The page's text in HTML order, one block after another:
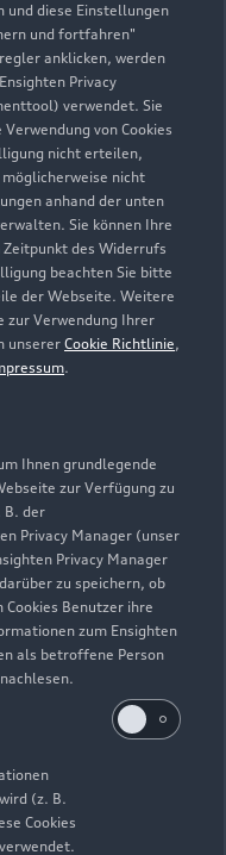
und diese Einstellungen
und fortfahren"
anklicken, werden
Privacy
verwendet. Sie
von Cookies
nicht erteilen,
nicht
anhand der unten
Sie können Ihre
des Widerrufs
beachten Sie bitte
der Webseite. Weitere
zur Verwendung Ihrer
unserer Cookie Richtlinie,
.
Ihnen grundlegende
zur Verfügung zu
B. der
Privacy Manager (unser
Privacy Manager
zu speichern, ob
Benutzer ihre
zum Ensighten
als betroffene Person
nachlesen.
(z. B.
Cookies
der
Str. 57, 38112
gewerbliche
auf eine begrenzte
für Ersatzmobilität (z.B.
über die Art der
nur in
die Dienstleistung
Tag je Wartung oder
enthaltene Audi
der Audi Leasing,
Leasing GmbH,
und Audi
bis zu einem
km
der Ummeldung auf den
private und gewerbliche
Sonderabnehmer.
Audi Mietfahrzeuge
der AUDI AG mit
nach
händlereigene
der Erstverwendung über
bspw. EURO-Leasing